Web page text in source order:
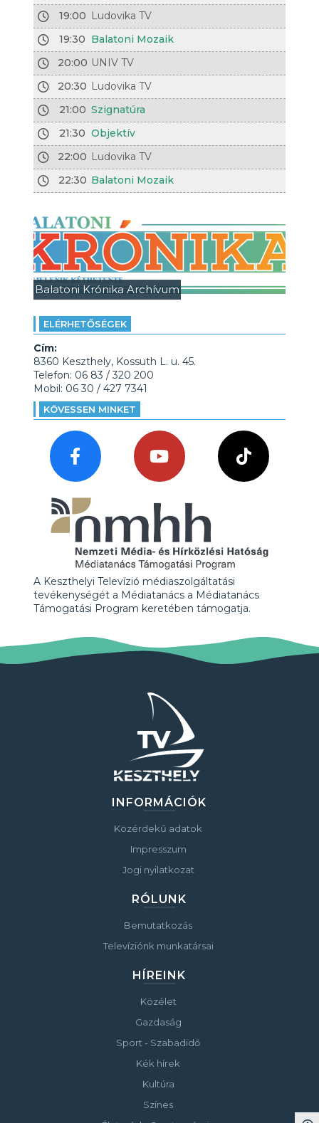
19:00 Ludovika TV
19:30 Balatoni Mozaik
20:00 UNIV TV
20:30 Ludovika TV
21:00 Szignatúra
21:30 Objektív
22:00 Ludovika TV
22:30 Balatoni Mozaik
Balatoni Krónika Archívum
ELÉRHETŐSÉGEK
Cím:
8360 Keszthely, Kossuth L. u. 45.
Telefon: 06 83 / 320 200
Mobil: 06 30 / 427 7341
KÖVESSEN MINKET
A Keszthelyi Televízió médiaszolgáltatási
tevékenységét a Médiatanács a Médiatanács
Támogatási Program keretében támogatja.
INFORMÁCIÓK
Közérdekű adatok
Impresszum
Jogi nyilatkozat
RÓLUNK
Bemutatkozás
Televíziónk munkatársai
HÍREINK
Közélet
Gazdaság
Sport - Szabadidő
Kék hírek
Kultúra
Színes